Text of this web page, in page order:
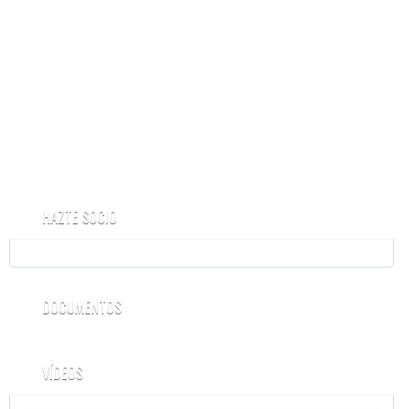
HAZTE SOCIO
DOCUMENTOS
VÍDEOS